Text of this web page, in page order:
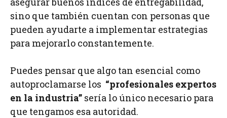
sino que también cuentan con personas que
pueden ayudarte a implementar estrategias
para mejorarlo constantemente.
Puedes pensar que algo tan esencial como
autoproclamarse los “profesionales expertos
en la industria” sería lo único necesario para
que tengamos esa autoridad.